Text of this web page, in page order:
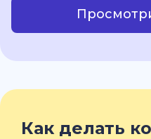
Как делать